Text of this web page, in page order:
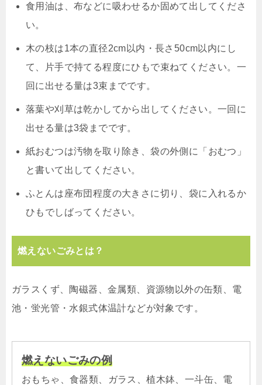
食用油は、布などに吸わせるか固めて出してくださ
い。
木の枝は1本の直径2cm以内・長さ50cm以内にし
て、片手で持てる程度にひもで束ねてください。一
回に出せる量は3束までです。
落葉や刈草は乾かしてから出してください。一回に
出せる量は3袋までです。
紙おむつは汚物を取り除き、袋の外側に「おむつ」
と書いて出してください。
ふとんは座布団程度の大きさに切り、袋に入れるか
ひもでしばってください。
燃えないごみとは？
ガラスくず、陶磁器、金属類、資源物以外の缶類、電
池・蛍光管・水銀式体温計などが対象です。
燃えないごみの例
おもちゃ、食器類、ガラス、植木鉢、一斗缶、電